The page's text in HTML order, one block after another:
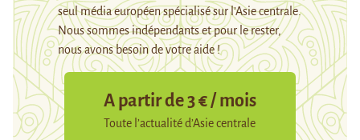
seul média européen spécialisé sur l’Asie centrale.
Nous sommes indépendants et pour le rester,
nous avons besoin de votre aide !
A partir de 3 € / mois
Toute l’actualité d’Asie centrale